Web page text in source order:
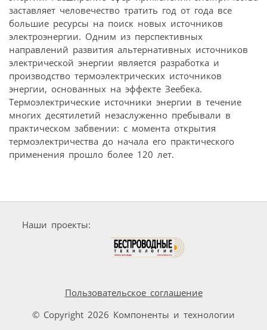
заставляет человечество тратить год от года все
большие ресурсы на поиск новых источников
электроэнергии. Одним из перспективных
направлений развития альтернативных источников
электрической энергии является разработка и
производство термоэлектрических источников
энергии, основанных на эффекте Зеебека.
Термоэлектрические источники энергии в течение
многих десятилетий незаслуженно пребывали в
практическом забвении: с момента открытия
термоэлектричества до начала его практического
применения прошло более 120 лет.
Наши проекты:
Пользовательское соглашение
© Copyright 2026 Компоненты и технологии